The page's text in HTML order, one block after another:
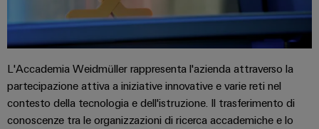
soluzioni
in
rete
l'industria
di
processo
Servizi
per
connettori
PCB
Produttore
di
Comandi
Sistemi
Industrial
Ethernet
L'Accademia Weidmüller rappresenta l'azienda attraverso la
partecipazione attiva a iniziative innovative e varie reti nel
contesto della tecnologia e dell'istruzione. Il trasferimento di
conoscenze tra le organizzazioni di ricerca accademiche e lo